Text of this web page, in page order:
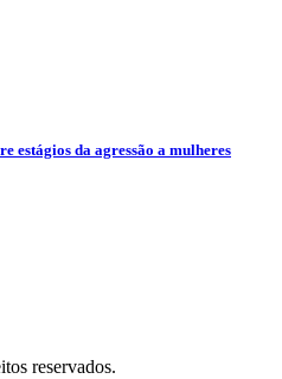
estágios da agressão a mulheres
reservados.